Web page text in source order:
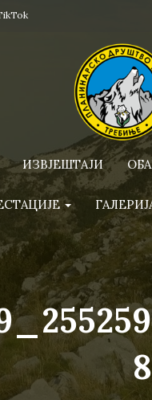
ИЗВЈЕШТАЈИ